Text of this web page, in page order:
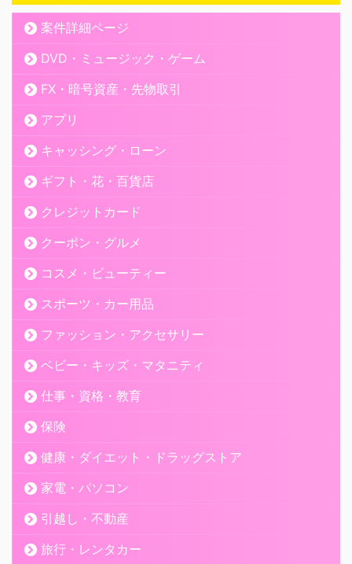
案件詳細ページ
DVD・ミュージック・ゲーム
FX・暗号資産・先物取引
アプリ
キャッシング・ローン
ギフト・花・百貨店
クレジットカード
クーポン・グルメ
コスメ・ビューティー
スポーツ・カー用品
ファッション・アクセサリー
ベビー・キッズ・マタニティ
仕事・資格・教育
保険
健康・ダイエット・ドラッグストア
家電・パソコン
引越し・不動産
旅行・レンタカー